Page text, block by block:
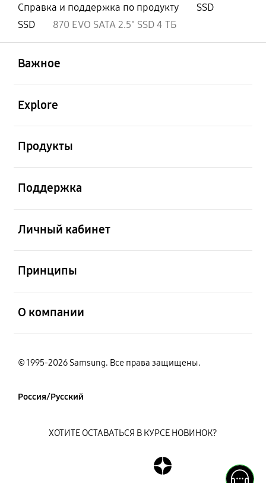
Справка и поддержка по продукту
SSD
SSD
870 EVO SATA 2.5" SSD 4 ТБ
Важное
Explore
Продукты
Поддержка
Личный кабинет
Принципы
О компании
© 1995-2026 Samsung. Все права защищены.
Россия/Русский
ХОТИТЕ ОСТАВАТЬСЯ В КУРСЕ НОВИНОК?